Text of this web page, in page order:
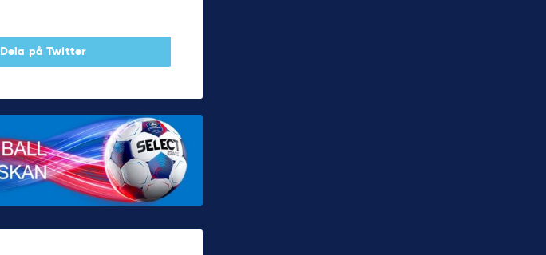
Dela på Twitter